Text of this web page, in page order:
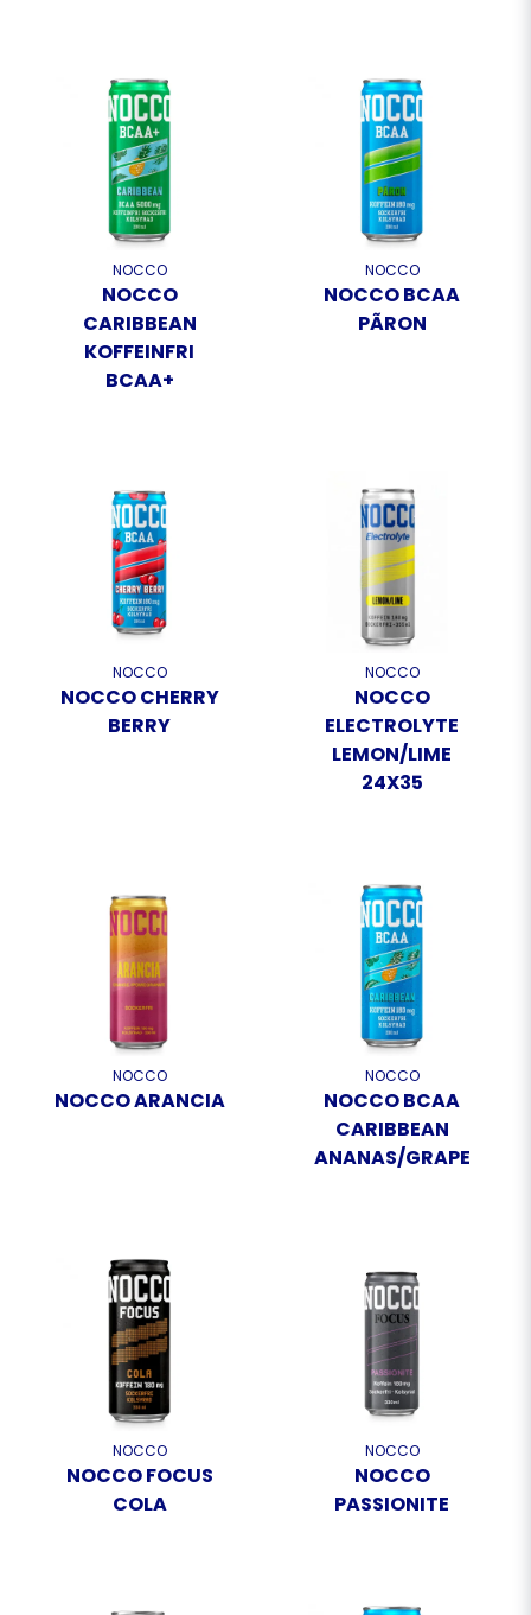
NOCCO
NOCCO
CARIBBEAN
KOFFEINFRI
BCAA+
NOCCO
NOCCO BCAA
PÃRON
NOCCO
NOCCO CHERRY
BERRY
NOCCO
NOCCO
ELECTROLYTE
LEMON/LIME
24X35
NOCCO
NOCCO ARANCIA
NOCCO
NOCCO BCAA
CARIBBEAN
ANANAS/GRAPE
NOCCO
NOCCO FOCUS
COLA
NOCCO
NOCCO
PASSIONITE